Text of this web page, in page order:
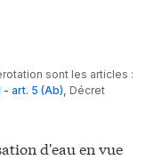
sont les articles :
art. 5 (Ab), Décret
d'eau en vue